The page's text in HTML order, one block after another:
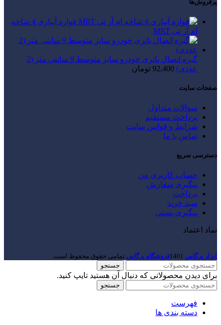
پرفروش‌ها
فواره آبیاری 4 شاخه
ام آر تی MRT
گیره اتصال باتری خودرو سایز متوسط 9 سانتی متر (2
عددی) 92,400 تومان
صفحات سایت
سوالات متداول
پرداخت مستقیم
شرایط و قوانین سایت
تماس با ما
دسترسی سریع
حساب کاربری من
پیگیری سفارش
پرداخت
سبد خرید
پیگیری پستی
نماد اعتماد
ابزار پرگاس 1401فروشگاه پرگاس.تمامی حقوق محفوظ است.
جستجو
برای دیدن محصولاتی که دنبال آن هستید تایپ کنید.
جستجو
فهرست
دسته بندی ها